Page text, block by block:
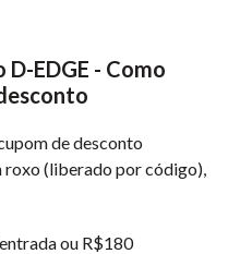
D-EDGE - Como
de desconto
roxo (liberado por código),
ou R$180